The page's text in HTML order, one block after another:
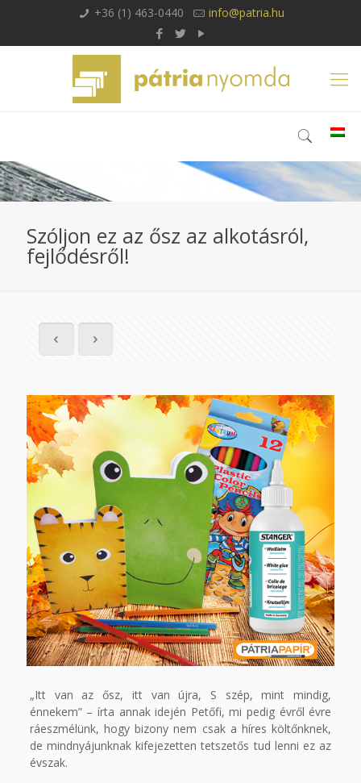
+36 (1) 463-0440 info@patria.hu
Szóljon ez az ősz az alkotásról,
fejlődésről!
„Itt van az ősz, itt van újra, S szép, mint mindig,
énnekem” – írta annak idején Petőfi, mi pedig évről évre
ráeszmélünk, hogy bizony nem csak a híres költőnknek,
de mindnyájunknak kifejezetten tetszetős tud lenni ez az
évszak.